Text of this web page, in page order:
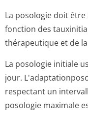
La posologie doit
fonction des
thérapeutique et de
La posologie initiale
jour.
respectant un
posologie maximale